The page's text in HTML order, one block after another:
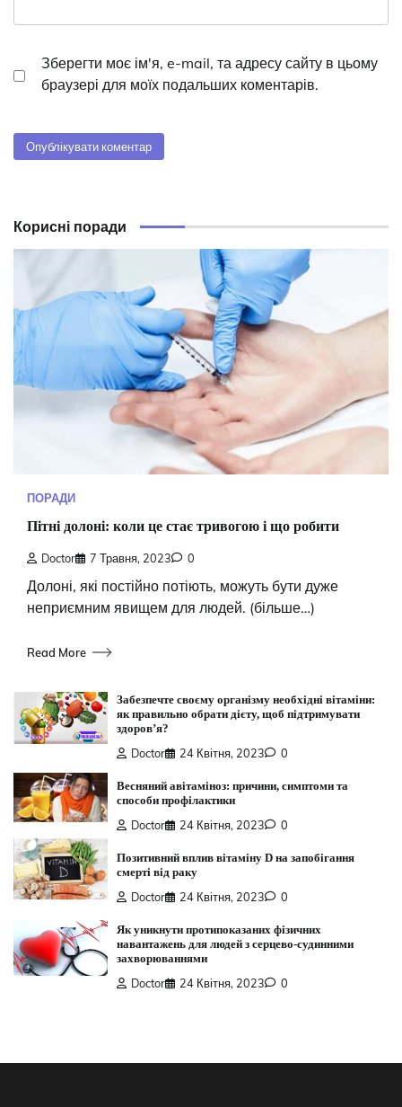
Зберегти моє ім'я, e-mail, та адресу сайту в цьому
браузері для моїх подальших коментарів.
Корисні поради
ПОРАДИ
Пітні долоні: коли це стає тривогою і що робити
Doctor 7 Травня, 2023 0
Долоні, які постійно потіють, можуть бути дуже
неприємним явищем для людей. (більше…)
Read More
Забезпечте своєму організму необхідні вітаміни:
як правильно обрати дієту, щоб підтримувати
здоров’я?
Doctor 24 Квітня, 2023 0
Весняний авітаміноз: причини, симптоми та
способи профілактики
Doctor 24 Квітня, 2023 0
Позитивний вплив вітаміну D на запобігання
смерті від раку
Doctor 24 Квітня, 2023 0
Як уникнути протипоказаних фізичних
навантажень для людей з серцево-судинними
захворюваннями
Doctor 24 Квітня, 2023 0